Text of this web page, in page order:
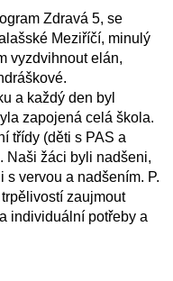
Zdravá 5, se
Meziříčí, minulý
vyzdvihnout elán,
a každý den byl
zapojená celá škola.
třídy (děti s PAS a
Naši žáci byli nadšeni,
vervou a nadšením. P.
zaujmout
individuální potřeby a